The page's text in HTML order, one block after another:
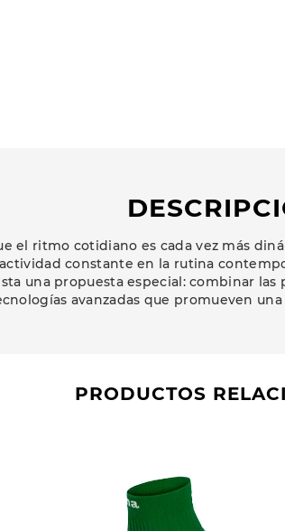
el ritmo cotidiano es cada vez más
constante en la rutina
una propuesta especial: combinar
avanzadas que promueven
PRODUCTOS